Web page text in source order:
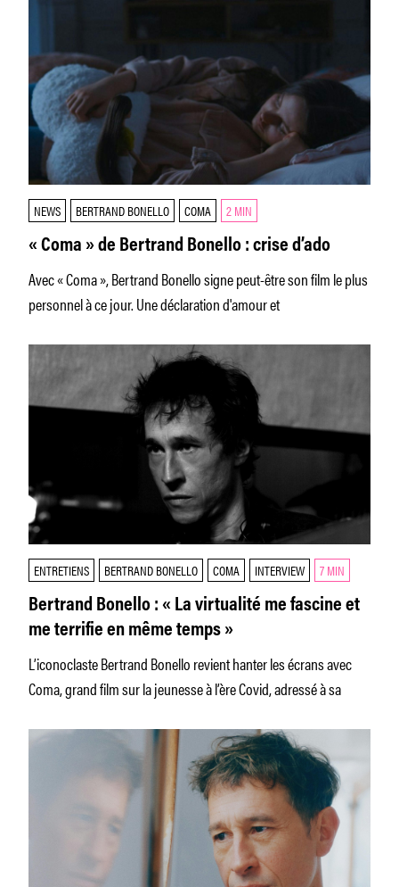
NEWS BERTRAND BONELLO COMA 2 MIN
« Coma » de Bertrand Bonello : crise d’ado
Avec « Coma », Bertrand Bonello signe peut-être son film le plus
personnel à ce jour. Une déclaration d'amour et
ENTRETIENS BERTRAND BONELLO COMA INTERVIEW 7 MIN
Bertrand Bonello : « La virtualité me fascine et
me terrifie en même temps »
L’iconoclaste Bertrand Bonello revient hanter les écrans avec
Coma, grand film sur la jeunesse à l’ère Covid, adressé à sa